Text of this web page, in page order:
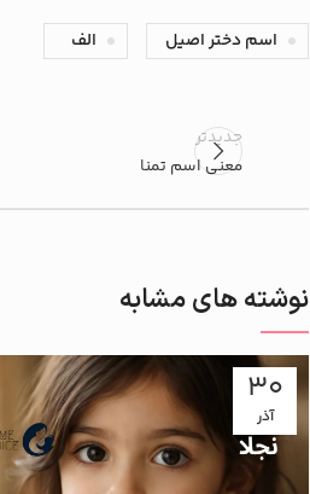
اسم دختر اصیل الف
جدیدتر
معنی اسم تمنا
نوشته های مشابه
30
آذر